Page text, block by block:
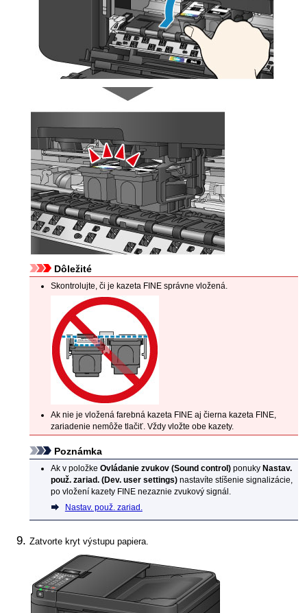
Dôležité
Skontrolujte, či je kazeta FINEsprávne vložená.
Ak nie je vložená farebná kazeta FINEaj čierna kazeta FINE,
zariadenie nemôže tlačiť. Vždy vložte obe kazety.
Poznámka
Ak v položke Ovládanie zvukov (Sound control)ponuky Nastav.
použ. zariad. (Dev. user settings)nastavíte stíšenie signalizácie,
po vložení kazety FINEnezaznie zvukový signál.
Nastav. použ. zariad.
Zatvorte kryt výstupu papiera.